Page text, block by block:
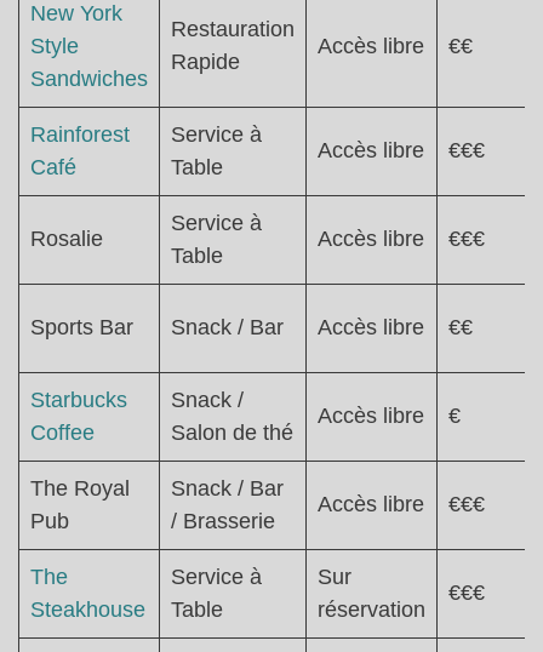
New York
Style
Sandwiches
Restauration
Rapide
Accès libre €€
Rainforest
Café
Service à
Table
Accès libre €€€
Rosalie
Service à
Table
Accès libre €€€
Sports Bar Snack / Bar Accès libre €€
Starbucks
Coffee
Snack /
Salon de thé
Accès libre €
The Royal
Pub
Snack / Bar
/ Brasserie
Accès libre €€€
The
Steakhouse
Service à
Table
Sur
réservation
€€€